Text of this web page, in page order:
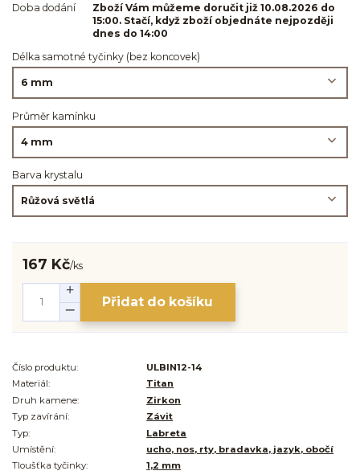
Doba dodání
Zboží Vám můžeme doručit již 10.08.2026 do
15:00. Stačí, když zboží objednáte nejpozději
dnes do 14:00
Délka samotné tyčinky (bez koncovek)
Průměr kamínku
Barva krystalu
167 Kč/ks
Přidat do košíku
Číslo produktu:
ULBIN12-14
Materiál:
Titan
Druh kamene:
Zirkon
Typ zavírání:
Závit
Typ:
Labreta
Umístění:
ucho, nos, rty, bradavka, jazyk, obočí
Tloušťka tyčinky:
1,2 mm